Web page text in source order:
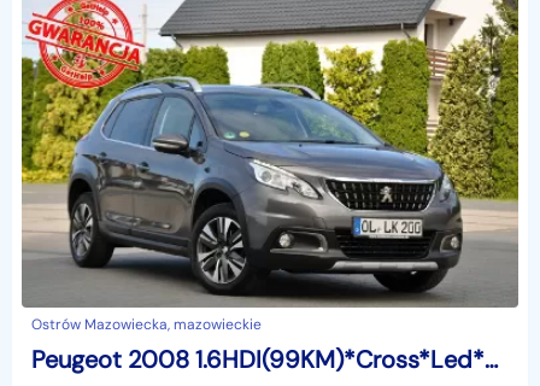
Ostrów Mazowiecka, mazowieckie
Peugeot 2008 1.6HDI(99KM)*Cross*Led*Navi*Kamera*Skóry*Klimatronik*Reling*Alu16"AS